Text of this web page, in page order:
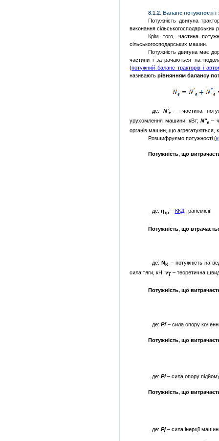
8.1.2. Баланс потужності
Потужність двигуна
виконання сільсько­господарських
Крім того, частина
сільськогосподарських ма­шин.
Потужність двигуна має
частини і затрачаються на
(потужний баланс тракторів і
називаютьрівнянням балансу
де:N'e
– частина
урухомлення машини, кВт;N"e –
органів машин, що агрегатуються,
Розшифруємо потужності (
Потужність, що
де: ηтр – ККДтрансмісії.
Потужність, що
де: NK – потужність на
сила тяги, кН;vT – теоретична
Потужність, що
де: Pf – сила опору
Потужність, що
де: Pi – сила опору
Потужність, що
де: Pj – сила інерції